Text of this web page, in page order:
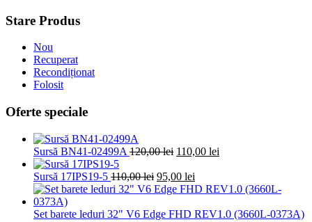
Stare Produs
Nou
Recuperat
Recondiționat
Folosit
Oferte speciale
Sursă BN41-02499A 120,00lei Prețul
a
fost:
110,00 lei
110,00 lei.
Sursă 17IPS19-5 110,00lei Prețul
inițial
fost:
95,00 lei
curent
95,00 lei.
Set barete leduri 32" V6 Edge FHD REV1.0 (3660L-0373A)